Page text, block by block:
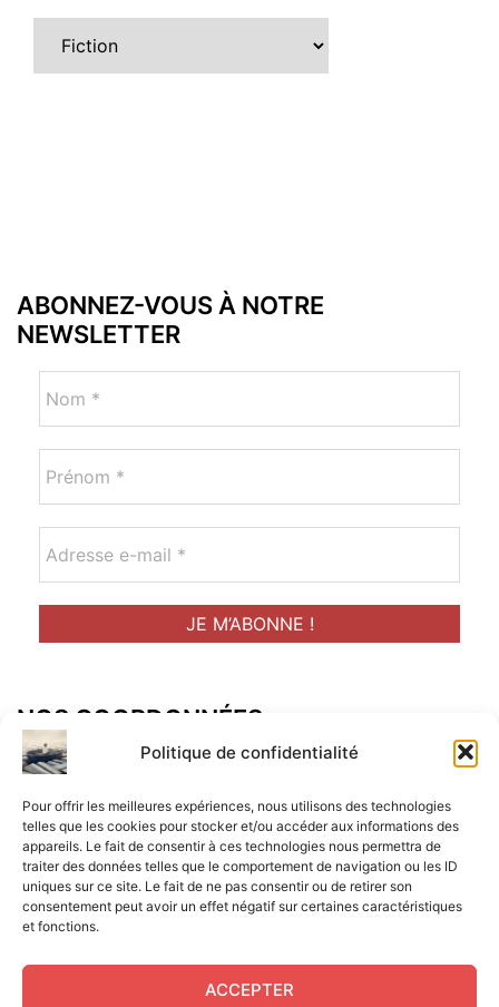
Politique de confidentialité
Pour offrir les meilleures expériences, nous utilisons des technologies
telles que les cookies pour stocker et/ou accéder aux informations des
appareils. Le fait de consentir à ces technologies nous permettra de
traiter des données telles que le comportement de navigation ou les ID
uniques sur ce site. Le fait de ne pas consentir ou de retirer son
consentement peut avoir un effet négatif sur certaines caractéristiques
et fonctions.
ACCEPTER
ABONNEZ-VOUS À NOTRE
NEWSLETTER
NOS COORDONNÉES
Adresse postal :
ALCF
34 Rue René Brunen
33950 LEGE CAP-FERRET
Mail :
contact@aperitif-litteraire-cap-ferret.fr